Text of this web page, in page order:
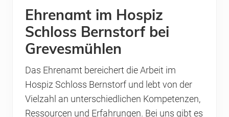
Ehrenamt im Hospiz
Schloss Bernstorf bei
Grevesmühlen
Das Ehrenamt bereichert die Arbeit im
Hospiz Schloss Bernstorf und lebt von der
Vielzahl an unterschiedlichen Kompetenzen,
Ressourcen und Erfahrungen. Bei uns gibt es